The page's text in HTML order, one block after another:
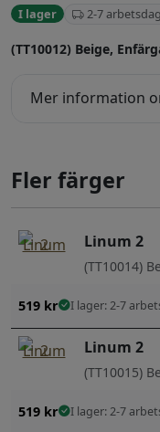
I lager 2-7
(TT10012) Beige,
Mer information
Fler färger
Linum 2
(TT10014)
519 kr I lager: 2-7
Linum 2
(TT10015)
519 kr I lager: 2-7